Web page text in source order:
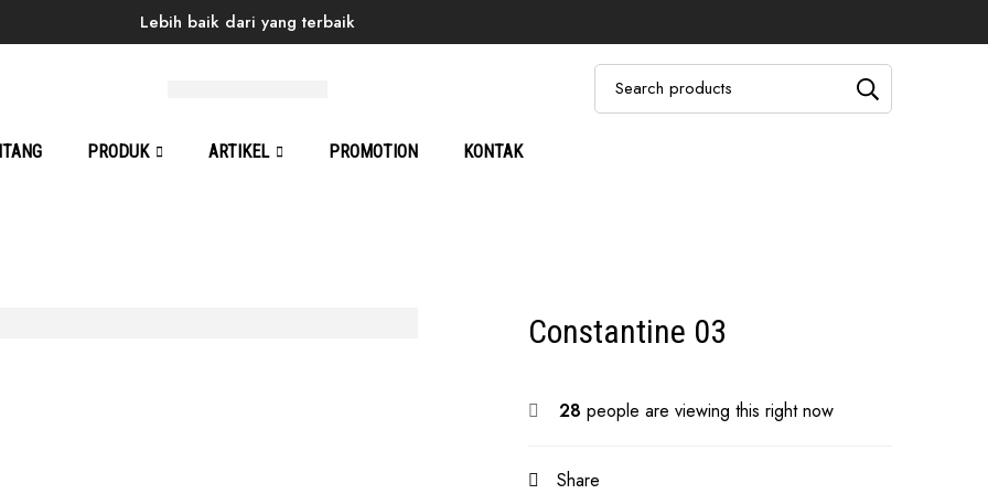
Lebih baik dari yang terbaik
PRODUK ARTIKEL PROMOTION KONTAK
Constantine 03
28 people are viewing this right now
Share